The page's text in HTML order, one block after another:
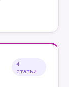
4
статьи